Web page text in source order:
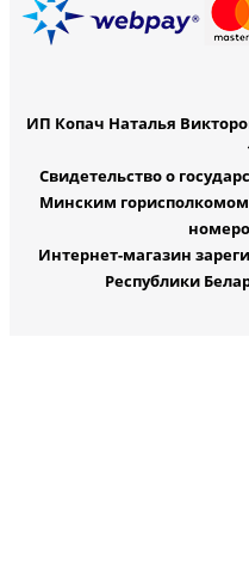
ИП Копач Наталья
Свидетельство о
Минским горисполкомом
Интернет-магазин
Республики